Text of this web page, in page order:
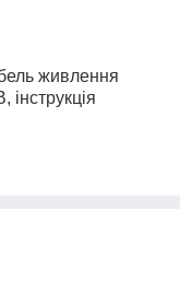
живлення